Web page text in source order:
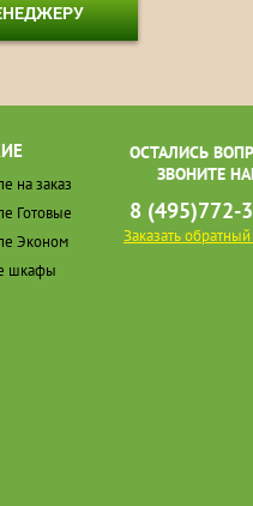
на заказ
Готовые
Эконом
шкафы
ОСТАЛИСЬ
ЗВОНИТЕ
8 (495)772-
Заказать